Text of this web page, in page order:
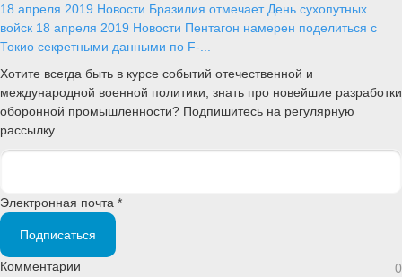
18 апреля 2019 Новости Бразилия отмечает День сухопутных
войск 18 апреля 2019 Новости Пентагон намерен поделиться с
Токио секретными данными по F-...
Хотите всегда быть в курсе событий отечественной и
международной военной политики, знать про новейшие разработки
оборонной промышленности? Подпишитесь на регулярную
рассылку
Электронная почта *
Подписаться
Комментарии 0